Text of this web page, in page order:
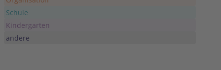
Schule
Kindergarten
andere